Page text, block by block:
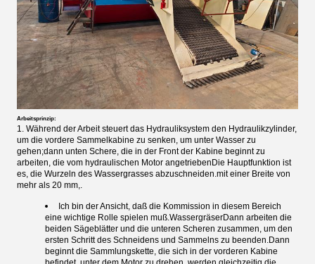
Arbeitsprinzip:
1. Während der Arbeit steuert das Hydrauliksystem den Hydraulikzylinder,
um die vordere Sammelkabine zu senken, um unter Wasser zu
gehen;dann unten Schere, die in der Front der Kabine beginnt zu
arbeiten, die vom hydraulischen Motor angetriebenDie Hauptfunktion ist
es, die Wurzeln des Wassergrasses abzuschneiden.mit einer Breite von
mehr als 20 mm,.
Ich bin der Ansicht, daß die Kommission in diesem Bereich
eine wichtige Rolle spielen muß.WassergräserDann arbeiten die
beiden Sägeblätter und die unteren Scheren zusammen, um den
ersten Schritt des Schneidens und Sammelns zu beenden.Dann
beginnt die Sammlungskette, die sich in der vorderen Kabine